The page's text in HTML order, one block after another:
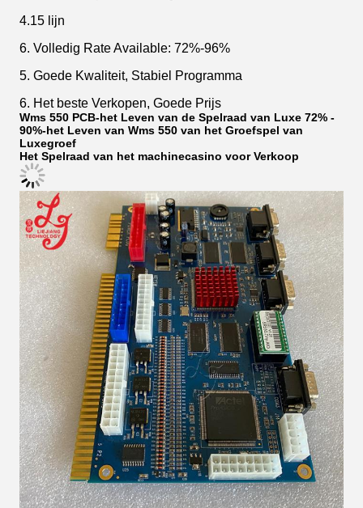
4.15 lijn
6. Volledig Rate Available: 72%-96%
5. Goede Kwaliteit, Stabiel Programma
6. Het beste Verkopen, Goede Prijs
Wms 550 PCB-het Leven van de Spelraad van Luxe 72% -
90%-het Leven van Wms 550 van het Groefspel van
Luxegroef
Het Spelraad van het machinecasino voor Verkoop